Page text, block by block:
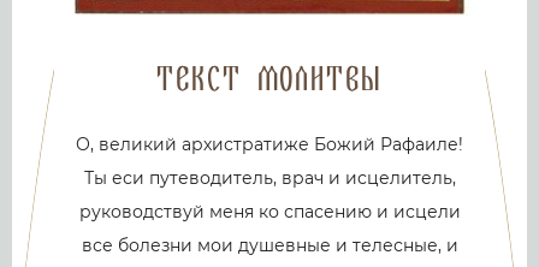
Текст молитвы
О, великий архистратиже Божий Рафаиле!
Ты еси путеводитель, врач и исцелитель,
руководствуй меня ко спасению и исцели
все болезни мои душевные и телесные, и